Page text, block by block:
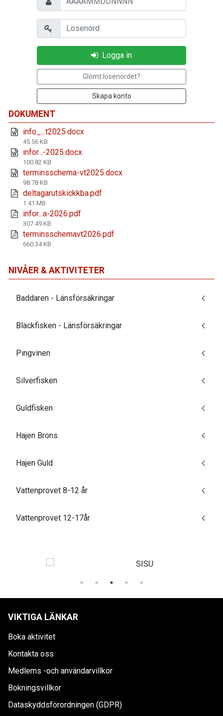
DOKUMENT
info_...t2025.docx
45.56 KB
infor...-2025.docx
100.82 KB
terminsschema-vt2025.docx
98.78 KB
deltagarutskickkba.pdf
1.41 MB
infor...a-2026.pdf
307.49 KB
terminsschemavt2026.pdf
660.34 KB
Lösenord
Logga in
Glömt lösenordet?
Skapa konto
NIVÅER & AKTIVITETER
Baddaren - Länsförsäkringar
Bläckfisken - Länsförsäkringar
Pingvinen
Silverfisken
Guldfisken
Hajen Brons
Hajen Guld
Vattenprovet 8-12 år
Vattenprovet 12-17år
VIKTIGA LÄNKAR
Boka aktivitet
Kontakta oss
Medlems -och användarvillkor
Bokningsvillkor
Dataskyddsförordningen (GDPR)